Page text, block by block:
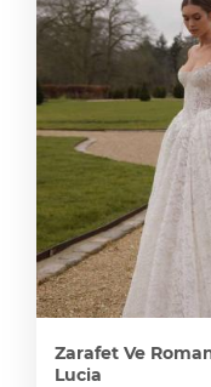
Zarafet Ve
Lucia